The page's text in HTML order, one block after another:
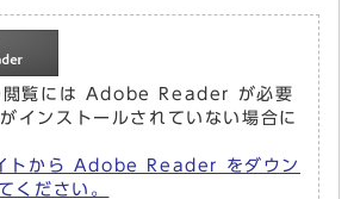
閲覧には Adobe Reader が必要
インストールされていない場合に
トから Adobe Reader をダウン
ください。